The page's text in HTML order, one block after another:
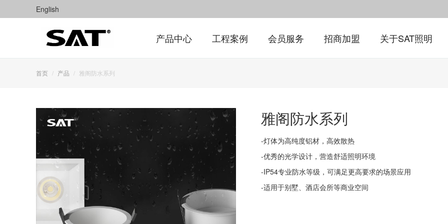
English
产品中心 工程案例 会员服务 招商加盟 关于SAT照明
首页 产品 雅阁防水系列
雅阁防水系列
-灯体为高纯度铝材，高效散热
-优秀的光学设计，营造舒适照明环境
-IP54专业防水等级，可满足更高要求的场景应用
-适用于别墅、酒店会所等商业空间